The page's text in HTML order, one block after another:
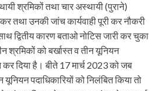
श्रमिकों तथा चार अस्थायी (पुराने)
तथा उनकी जांच कार्यवाही पूरी कर नौकरी
द्वितीय कारण बताओ नोटिस जारी कर चुका
श्रमिकों को बर्खास्त व तीन यूनियन
कर दिया है। बीते 17 मार्च 2023 को जब
पदाधिकारियों को निलंबित किया तो